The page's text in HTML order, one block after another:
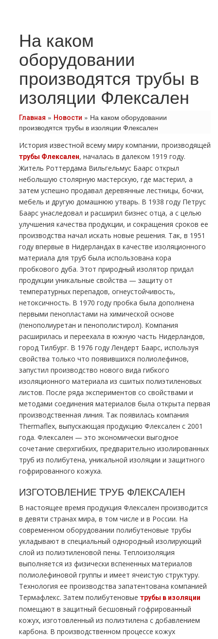
На каком
оборудовании
производятся трубы в
изоляции Флексален
Главная » Новости » На каком оборудовании
производятся трубы в изоляции Флексален
История известной всему миру компании, производящей
трубы Флексален, началась в далеком 1919 году.
Житель Роттердама Вильгельмус Баарс открыл
небольшую столярную мастерскую, где мастерил, а
затем успешно продавал деревянные лестницы, бочки,
мебель и другую домашнюю утварь. В 1938 году Петрус
Баарс унаследовал и расширил бизнес отца, а с целью
улучшения качества продукции, и сокращения сроков ее
производства начал искать новые решения. Так, в 1951
году впервые в Нидерландах в качестве изоляционного
материала для труб была использована кора
пробкового дуба. Этот природный изолятор придал
продукции уникальные свойства — защиту от
температурных перепадов, огнеустойчивость,
нетоксичность. В 1970 году пробка была дополнена
первыми пенопластами на химической основе
(пенополиуретан и пенополистирол). Компания
расширилась и переехала в южную часть Нидерландов,
город Тилбург. В 1976 году Лендерт Баарс, используя
свойства только что появившихся полиолефинов,
запустил производство нового вида гибкого
изоляционного материала из сшитых полиэтиленовых
листов. После ряда экспериментов со свойствами и
методами соединения материалов была открыта первая
производственная линия. Так появилась компания
Thermaflex, выпускающая продукцию Флексален с 2001
года. Флексален — это экономически выгодное
сочетание сверхгибких, предварительно изолированных
труб из полибутена, уникальной изоляции и защитного
гофрированного кожуха.
ИЗГОТОВЛЕНИЕ ТРУБ ФЛЕКСАЛЕН
В настоящее время продукция Флексален производится
в девяти странах мира, в том числе и в России. На
современном оборудовании полибутеновые трубы
укладывают в специальный однородный изолирующий
слой из полиэтиленовой пены. Теплоизоляция
выполняется из физически вспененных материалов
полиолефиновой группы и имеет ячеистую структуру.
Технология ее производства запатентована компанией
Термафлекс. Затем полибутеновые трубы в изоляции
помещают в защитный бесшовный гофрированный
кожух, изготовленный из полиэтилена с добавлением
карбона. В производственном процессе кожух